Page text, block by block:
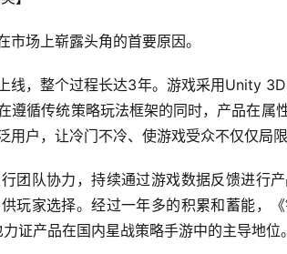
场上崭露头角的首要原因。
线，整个过程长达3年。游戏采用Unity
遵循传统策略玩法框架的同时，产品在属
户，让冷门不冷、使游戏受众不仅仅局限
团队协力，持续通过游戏数据反馈进行
玩家选择。经过一年多的积累和蓄能，
证产品在国内星战策略手游中的主导地位。